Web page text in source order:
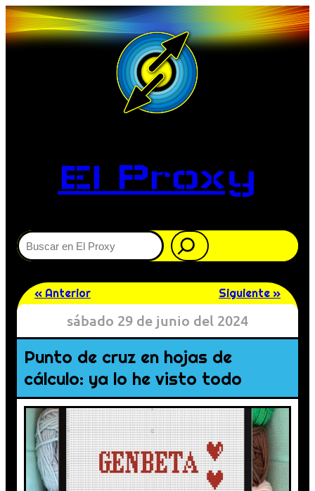
El Proxy
Buscar
« Anterior Siguiente »
sábado 29 de junio del 2024
Punto de cruz en hojas de
cálculo: ya lo he visto todo